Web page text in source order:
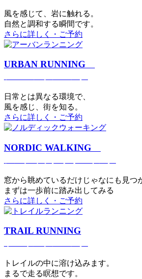
⾵を感じて、岩に触れる。
⾃然と調和する瞬間です。
さらに詳しく・ご予約
URBAN RUNNING
日常とは異なる環境で、
風を感じ、街を知る。
さらに詳しく・ご予約
NORDIC WALKING
窓から眺めているだけじゃなにも見つ
まずは一歩前に踏み出してみる
さらに詳しく・ご予約
TRAIL RUNNING
トレイルの中に溶け込みます。
まるで⾛る瞑想です。